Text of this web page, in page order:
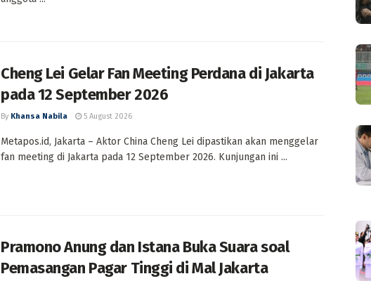
Cheng Lei Gelar Fan Meeting Perdana di Jakarta
pada 12 September 2026
By Khansa Nabila 5 August 2026
Metapos.id, Jakarta – Aktor China Cheng Lei dipastikan akan menggelar
fan meeting di Jakarta pada 12 September 2026. Kunjungan ini ...
Pramono Anung dan Istana Buka Suara soal
Pemasangan Pagar Tinggi di Mal Jakarta